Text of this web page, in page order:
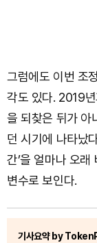
그럼에도 이번 조
각도 있다. 2019
을 되찾은 뒤가 아
던 시기에 나타났
간’을 얼마나 오
변수로 보인다.
기사요약 by